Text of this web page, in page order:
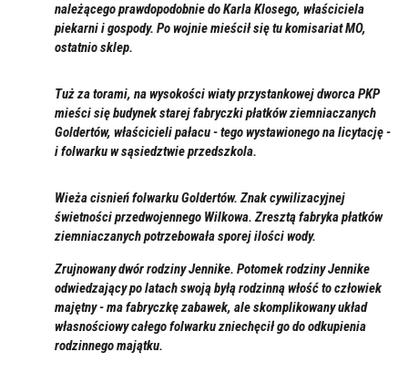
należącego prawdopodobnie do Karla Klosego, właściciela
piekarni i gospody. Po wojnie mieścił się tu komisariat MO,
ostatnio sklep.
Tuż za torami, na wysokości wiaty przystankowej dworca PKP
mieści się budynek starej fabryczki płatków ziemniaczanych
Goldertów, właścicieli pałacu - tego wystawionego na licytację -
i folwarku w sąsiedztwie przedszkola.
Wieża cisnień folwarku Goldertów. Znak cywilizacyjnej
świetności przedwojennego Wilkowa. Zresztą fabryka płatków
ziemniaczanych potrzebowała sporej ilości wody.
Zrujnowany dwór rodziny Jennike. Potomek rodziny Jennike
odwiedzający po latach swoją byłą rodzinną włość to człowiek
majętny - ma fabryczkę zabawek, ale skomplikowany układ
własnościowy całego folwarku zniechęcił go do odkupienia
rodzinnego majątku.